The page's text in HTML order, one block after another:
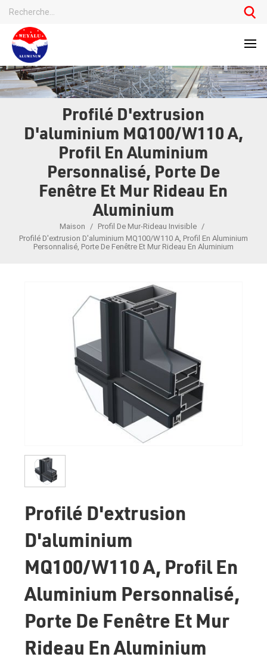
Profilé D'extrusion
D'aluminium MQ100/W110 A,
Profil En Aluminium
Personnalisé, Porte De
Fenêtre Et Mur Rideau En
Aluminium
Maison / Profil De Mur-Rideau Invisible /
Profilé D'extrusion D'aluminium MQ100/W110 A, Profil En Aluminium
Personnalisé, Porte De Fenêtre Et Mur Rideau En Aluminium
Profilé D'extrusion
D'aluminium
MQ100/W110 A, Profil En
Aluminium Personnalisé,
Porte De Fenêtre Et Mur
Rideau En Aluminium